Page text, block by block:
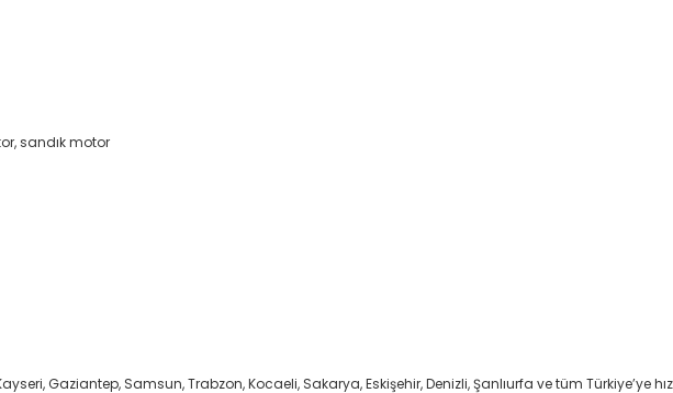
sandık motor
Gaziantep, Samsun, Trabzon, Kocaeli, Sakarya, Eskişehir, Denizli, Şanlıurfa ve tüm Türkiye’ye